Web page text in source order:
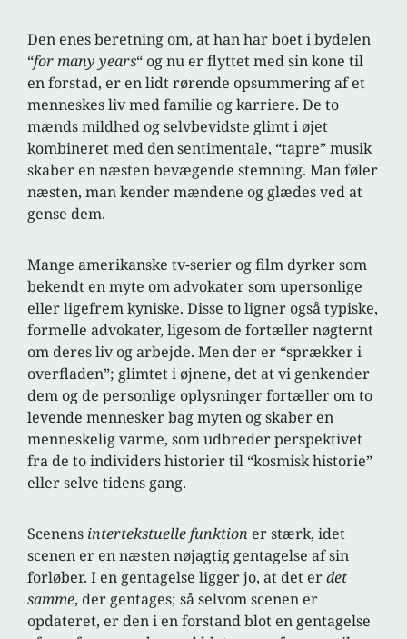
Den enes beretning om, at han har boet i bydelen
“for many years“ og nu er flyttet med sin kone til
en forstad, er en lidt rørende opsummering af et
menneskes liv med familie og karriere. De to
mænds mildhed og selvbevidste glimt i øjet
kombineret med den sentimentale, “tapre” musik
skaber en næsten bevægende stemning. Man føler
næsten, man kender mændene og glædes ved at
gense dem.
Mange amerikanske tv-serier og film dyrker som
bekendt en myte om advokater som upersonlige
eller ligefrem kyniske. Disse to ligner også typiske,
formelle advokater, ligesom de fortæller nøgternt
om deres liv og arbejde. Men der er “sprækker i
overfladen”; glimtet i øjnene, det at vi genkender
dem og de personlige oplysninger fortæller om to
levende mennesker bag myten og skaber en
menneskelig varme, som udbreder perspektivet
fra de to individers historier til “kosmisk historie”
eller selve tidens gang.
Scenens intertekstuelle funktion er stærk, idet
scenen er en næsten nøjagtig gentagelse af sin
forløber. I en gentagelse ligger jo, at det erdet
samme, der gentages; så selvom scenen er
opdateret, er den i en forstand blot en gentagelse